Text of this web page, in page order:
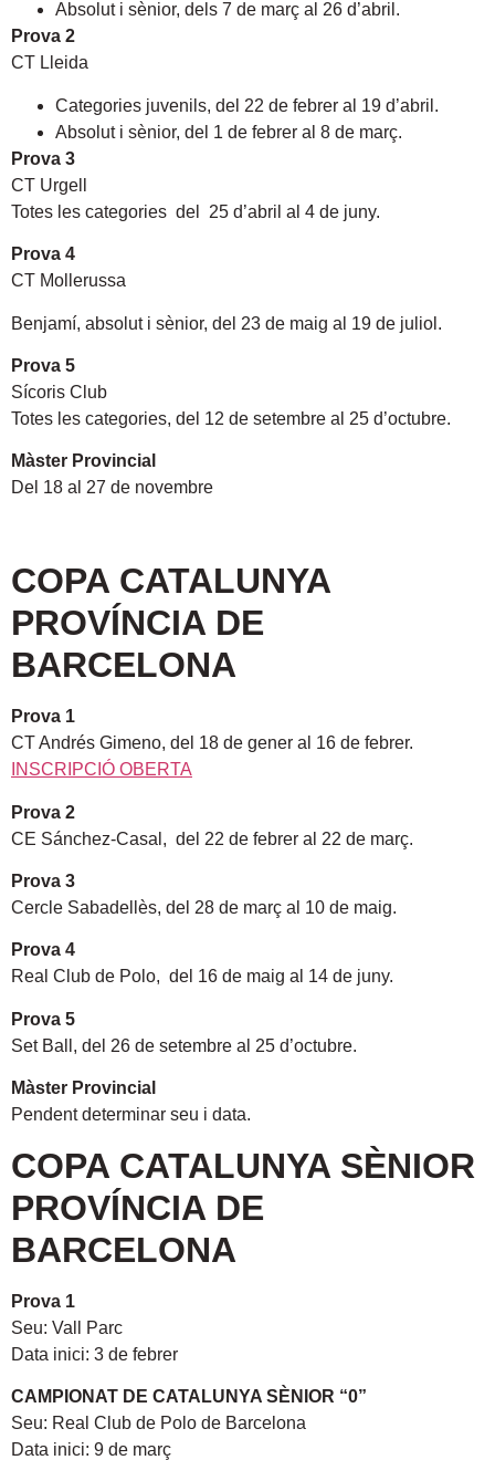
Absolut i sènior, dels 7 de març al 26 d’abril.
Prova 2
CT Lleida
Categories juvenils, del 22 de febrer al 19 d’abril.
Absolut i sènior, del 1 de febrer al 8 de març.
Prova 3
CT Urgell
Totes les categories del 25 d’abril al 4 de juny.
Prova 4
CT Mollerussa
Benjamí, absolut i sènior, del 23 de maig al 19 de juliol.
Prova 5
Sícoris Club
Totes les categories, del 12 de setembre al 25 d’octubre.
Màster Provincial
Del 18 al 27 de novembre
COPA CATALUNYA
PROVÍNCIA DE
BARCELONA
Prova 1
CT Andrés Gimeno, del 18 de gener al 16 de febrer.
INSCRIPCIÓ OBERTA
Prova 2
CE Sánchez-Casal, del 22 de febrer al 22 de març.
Prova 3
Cercle Sabadellès, del 28 de març al 10 de maig.
Prova 4
Real Club de Polo, del 16 de maig al 14 de juny.
Prova 5
Set Ball, del 26 de setembre al 25 d’octubre.
Màster Provincial
Pendent determinar seu i data.
COPA CATALUNYA SÈNIOR
PROVÍNCIA DE
BARCELONA
Prova 1
Seu: Vall Parc
Data inici: 3 de febrer
CAMPIONAT DE CATALUNYA SÈNIOR “0”
Seu: Real Club de Polo de Barcelona
Data inici: 9 de març